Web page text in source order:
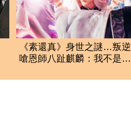
《素還真》身世之謎…叛逆
嗆恩師八趾麒麟：我不是你